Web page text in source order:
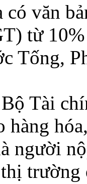
văn
từ
Tống,
Tài
hàng
người